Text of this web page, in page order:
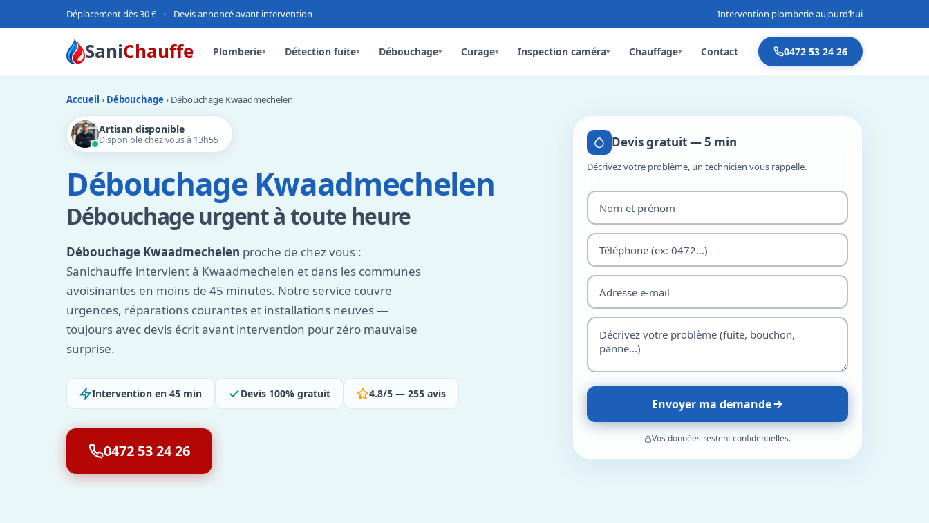
Déplacement dès 30 € • Devis annoncé avant intervention Intervention plomberie aujourd’hui
SaniChauffe Plomberie▾ Détection fuite▾ Débouchage▾ Curage▾ Inspection caméra▾ Chauffage▾ Contact 0472 53 24 26
Accueil › Débouchage › Débouchage Kwaadmechelen
Artisan disponible
Disponible chez vous à 13h55
Débouchage Kwaadmechelen
Débouchage urgent à toute heure
Débouchage Kwaadmechelen proche de chez vous :
Sanichauffe intervient à Kwaadmechelen et dans les communes
avoisinantes en moins de 45 minutes. Notre service couvre
urgences, réparations courantes et installations neuves —
toujours avec devis écrit avant intervention pour zéro mauvaise
surprise.
Intervention en 45 min Devis 100% gratuit 4.8/5 — 255 avis
0472 53 24 26
Devis gratuit — 5 min
Décrivez votre problème, un technicien vous rappelle.
Envoyer ma demande
Vos données restent confidentielles.